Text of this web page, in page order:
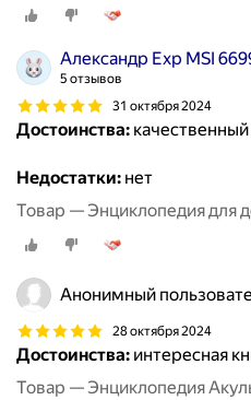
Александр Exp MSI
5 отзывов
31 октября 2024
Достоинства:
Недостатки: нет
Товар — Энциклопедия для
Анонимный
28 октября 2024
Достоинства: интересная
Товар — Энциклопедия